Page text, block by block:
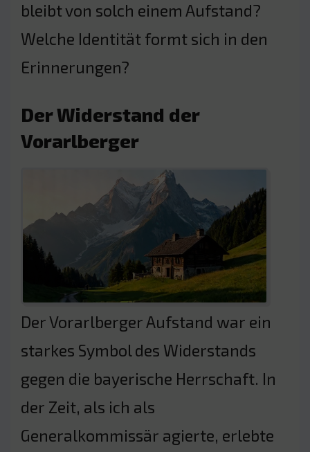
bleibt von solch einem Aufstand?
Welche Identität formt sich in den
Erinnerungen?
Der Widerstand der
Vorarlberger
Der Vorarlberger Aufstand war ein
starkes Symbol des Widerstands
gegen die bayerische Herrschaft. In
der Zeit, als ich als
Generalkommissär agierte, erlebte